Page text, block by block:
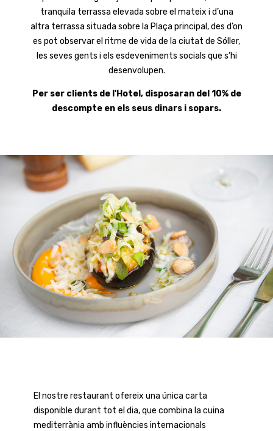
tranquila terrassa elevada sobre el mateix i d’una
altra terrassa situada sobre la Plaça principal, des d’on
es pot observar el ritme de vida de la ciutat de Sóller,
les seves gents i els esdeveniments socials que s’hi
desenvolupen.
Per ser clients de l'Hotel, disposaran del 10% de
descompte en els seus dinars i sopars.
El nostre restaurant ofereix una única carta
disponible durant tot el dia, que combina la cuina
mediterrània amb influències internacionals